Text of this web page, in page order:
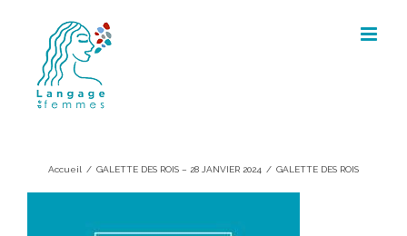
content
Accueil / GALETTE DES ROIS – 28 JANVIER 2024 / GALETTE DES ROIS